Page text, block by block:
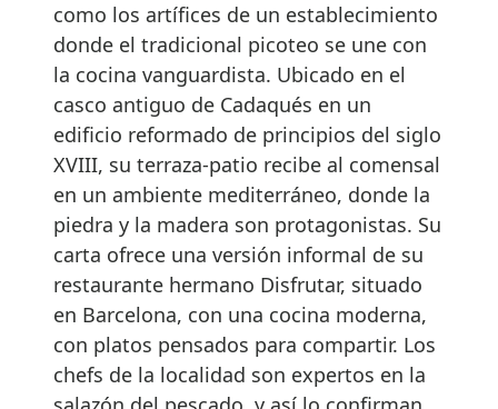
como los artífices de un establecimiento
donde el tradicional picoteo se une con
la cocina vanguardista. Ubicado en el
casco antiguo de Cadaqués en un
edificio reformado de principios del siglo
XVIII, su terraza-patio recibe al comensal
en un ambiente mediterráneo, donde la
piedra y la madera son protagonistas. Su
carta ofrece una versión informal de su
restaurante hermano Disfrutar, situado
en Barcelona, con una cocina moderna,
con platos pensados para compartir. Los
chefs de la localidad son expertos en la